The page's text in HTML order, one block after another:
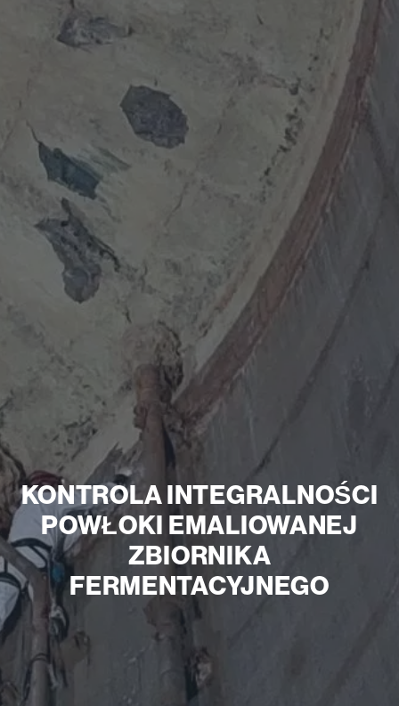
KONTROLA INTEGRALNOŚCI
POWŁOKI EMALIOWANEJ
ZBIORNIKA
FERMENTACYJNEGO